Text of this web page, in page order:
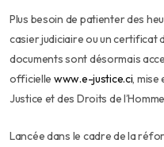
Plus besoin de patienter des
casier judiciaire ou un certificat
documents sont désormais
officielle www.e-justice.ci, mise
Justice et des Droits de
Lancée dans le cadre de la